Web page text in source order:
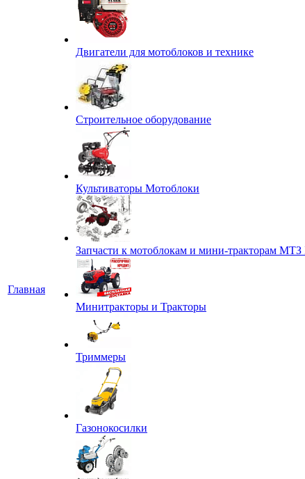
Главная
Двигатели для мотоблоков и технике
Строительное оборудование
Культиваторы Мотоблоки
Запчасти к мотоблокам и мини-тракторам МТЗ
Минитракторы и Тракторы
Триммеры
Газонокосилки